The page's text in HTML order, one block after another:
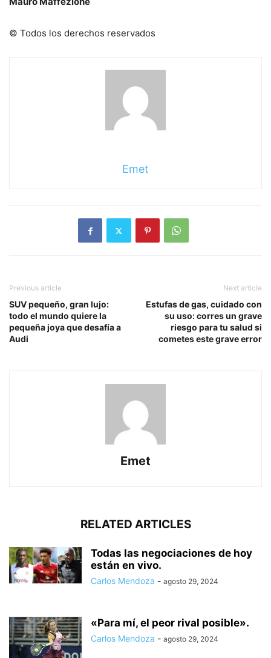
© Todos los derechos reservados
Emet
Previous article
SUV pequeño, gran lujo:
todo el mundo quiere la
pequeña joya que desafía a
Audi
Next article
Estufas de gas, cuidado con
su uso: corres un grave
riesgo para tu salud si
cometes este grave error
Emet
RELATED ARTICLES
Todas las negociaciones de hoy
están en vivo.
Carlos Mendoza - agosto 29, 2024
«Para mí, el peor rival posible».
Carlos Mendoza - agosto 29, 2024